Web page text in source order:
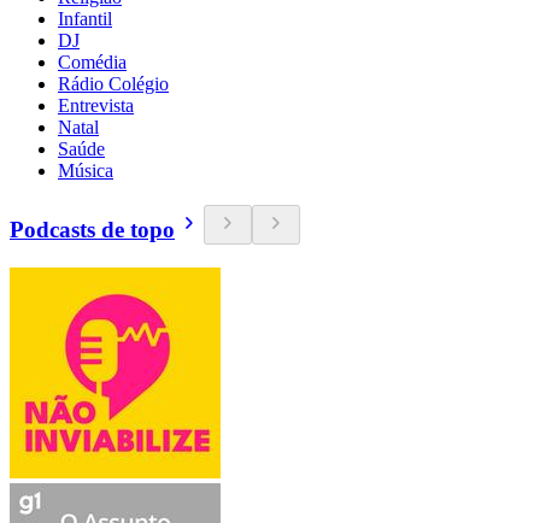
Infantil
DJ
Comédia
Rádio Colégio
Entrevista
Natal
Saúde
Música
Podcasts de topo